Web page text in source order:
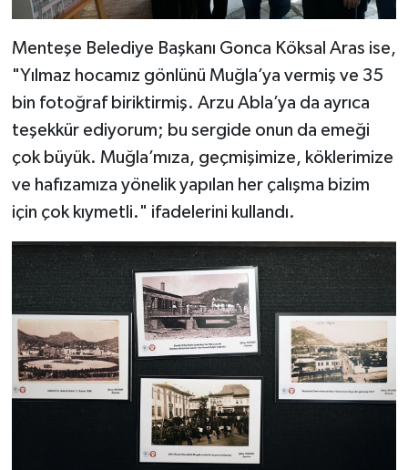
Menteşe Belediye Başkanı Gonca Köksal Aras ise,
"Yılmaz hocamız gönlünü Muğla’ya vermiş ve 35
bin fotoğraf biriktirmiş. Arzu Abla’ya da ayrıca
teşekkür ediyorum; bu sergide onun da emeği
çok büyük. Muğla’mıza, geçmişimize, köklerimize
ve hafızamıza yönelik yapılan her çalışma bizim
için çok kıymetli." ifadelerini kullandı.